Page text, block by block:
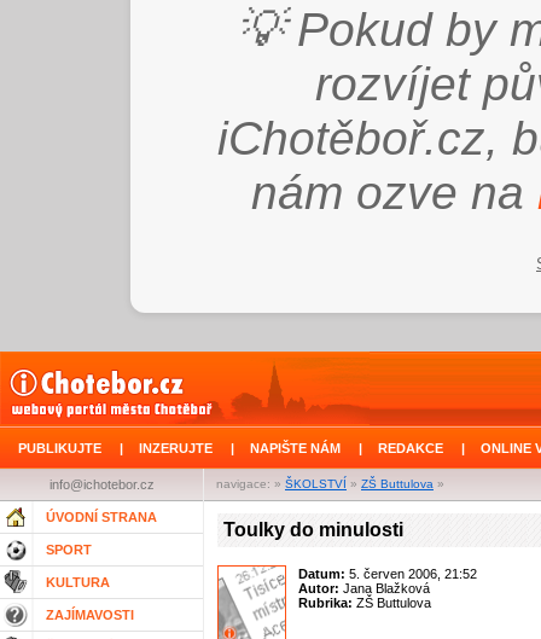
💡 Pokud by
rozvíjet
iChotěboř.cz,
nám ozve na
PUBLIKUJTE | INZERUJTE | NAPIŠTE NÁM | REDAKCE | ONLINE
navigace: » ŠKOLSTVÍ » ZŠ Buttulova »
info@ichotebor.cz
ÚVODNÍ STRANA
SPORT
KULTURA
ZAJÍMAVOSTI
Toulky do minulosti
Datum: 5. červen 2006, 21:52
Autor: Jana Blažková
Rubrika: ZŠ Buttulova